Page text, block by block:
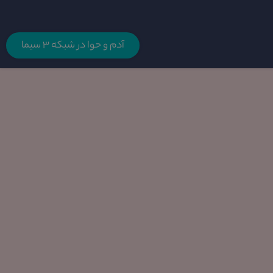
آدم و حوا در شبکه 3 سیما